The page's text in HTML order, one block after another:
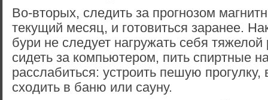
Во-вторых, следить за прогнозом
текущий месяц, и готовиться заранее.
бури не следует нагружать себя тяжелой
сидеть за компьютером, пить спиртные
расслабиться: устроить пешую прогулку,
сходить в баню или сауну.